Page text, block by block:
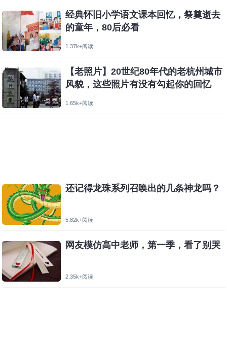
经典怀旧小学语文课本回忆，祭奠逝去
的童年，80后必看
1.37k+阅读
【老照片】20世纪80年代的老杭州城市
风貌，这些照片有没有勾起你的回忆
1.65k+阅读
还记得龙珠系列召唤出的几条神龙吗？
5.82k+阅读
网友模仿高中老师，第一季，看了别哭
2.35k+阅读